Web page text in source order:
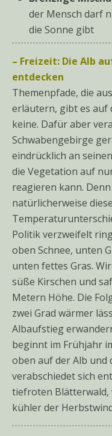
der Mensch darf
die Sonne gibt
– Freizeit: Die Alb
entdecken
Themenpfade, die
erläutern, gibt es auf
keine. Dafür aber
Schwabengebirge
eindrücklich an
die Vegetation auf
reagieren kann.
natürlicherweise
Politik verzweifelt
oben Schnee, unten
unten fettes Gras.
süße Kirschen und
Metern Höhe. Die
zwei Grad wärmer
Albaufstieg
beginnt im Frühjahr
oben auf der Alb und
verabschiedet sich
tiefroten Blätterwald,
kühler der